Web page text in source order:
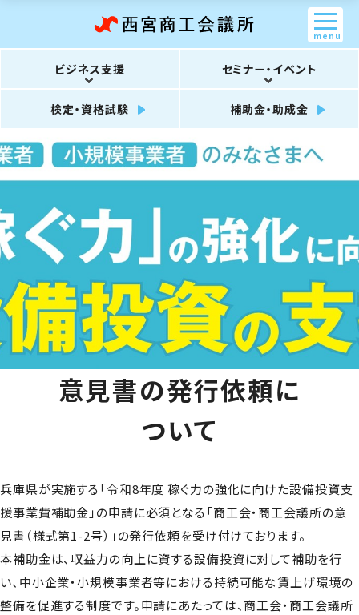
ビジネス支援 セミナー・イベント
検定・資格試験 補助金・助成金
menu
意見書の発行依頼に
ついて
兵庫県が実施する「令和8年度 稼ぐ力の強化に向けた設備投資支
援事業費補助金」の申請に必須となる「商工会・商工会議所の意
見書（様式第1-2号）」の発行依頼を受け付けております。
本補助金は、収益力の向上に資する設備投資に対して補助を行
い、中小企業・小規模事業者等における持続可能な賃上げ環境の
整備を促進する制度です。申請にあたっては、商工会・商工会議所